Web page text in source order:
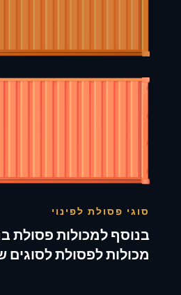
סוגי פסולת לפינוי
בנוסף למכולות פסולת
מכולות לפסולת לסוגים